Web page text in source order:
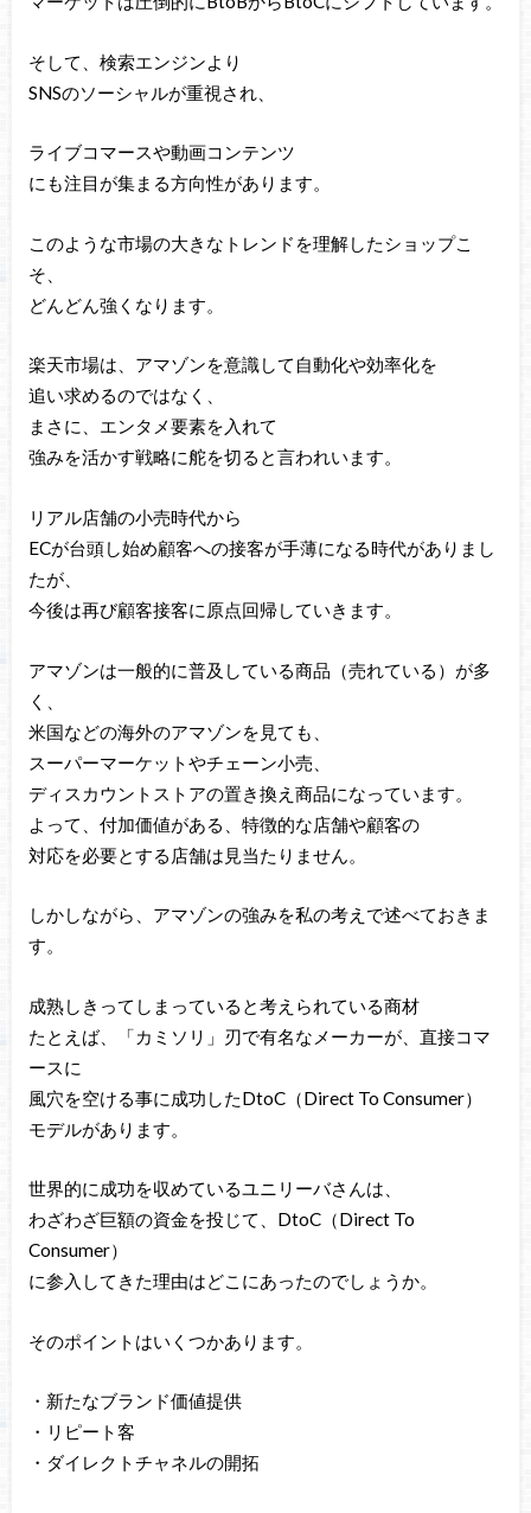
そして、検索エンジンより
SNSのソーシャルが重視され、
ライブコマースや動画コンテンツ
にも注目が集まる方向性があります。
このような市場の大きなトレンドを理解したショップこ
そ、
どんどん強くなります。
楽天市場は、アマゾンを意識して自動化や効率化を
追い求めるのではなく、
まさに、エンタメ要素を入れて
強みを活かす戦略に舵を切ると言われいます。
リアル店舗の小売時代から
ECが台頭し始め顧客への接客が手薄になる時代がありまし
たが、
今後は再び顧客接客に原点回帰していきます。
アマゾンは一般的に普及している商品（売れている）が多
く、
米国などの海外のアマゾンを見ても、
スーパーマーケットやチェーン小売、
ディスカウントストアの置き換え商品になっています。
よって、付加価値がある、特徴的な店舗や顧客の
対応を必要とする店舗は見当たりません。
しかしながら、アマゾンの強みを私の考えで述べておきま
す。
成熟しきってしまっていると考えられている商材
たとえば、「カミソリ」刃で有名なメーカーが、直接コマ
ースに
風穴を空ける事に成功したDtoC（Direct To Consumer）
モデルがあります。
世界的に成功を収めているユニリーバさんは、
わざわざ巨額の資金を投じて、DtoC（Direct To
Consumer）
に参入してきた理由はどこにあったのでしょうか。
そのポイントはいくつかあります。
・新たなブランド価値提供
・リピート客
・ダイレクトチャネルの開拓